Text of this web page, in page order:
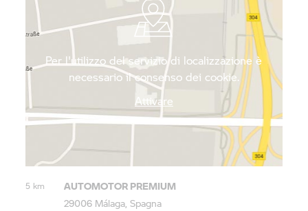
5 km
AUTOMOTOR PREMIUM
29006 Málaga, Spagna
Per l'utilizzo del servizio di localizzazione è
necessario il consenso dei cookie.
Attivare